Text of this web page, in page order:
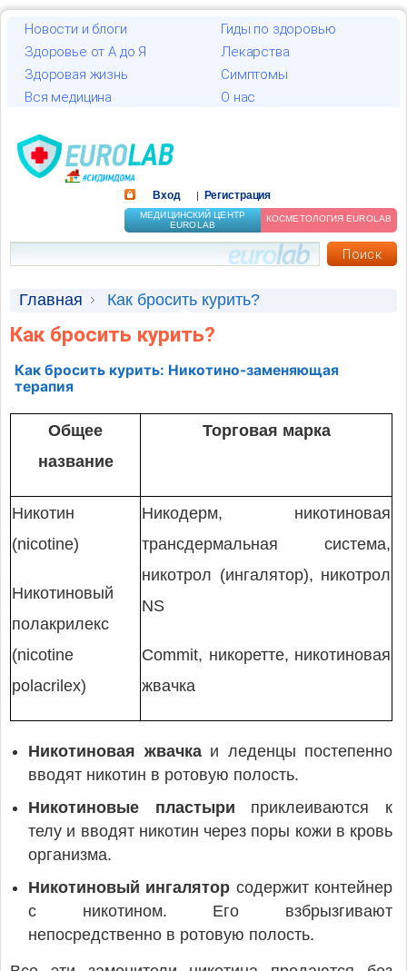
Новости и блоги
Гиды по здоровью
Здоровье от А до Я
Лекарства
Здоровая жизнь
Симптомы
Вся медицина
О нас
Вход Регистрация
МЕДИЦИНСКИЙ ЦЕНТР
EUROLAB
КОСМЕТОЛОГИЯ EUROLAB
Главная Как бросить курить?
Как бросить курить?
Как бросить курить: Никотино-заменяющая
терапия
Общее
название
Торговая марка
Никотин
(nicotine)
Никотиновый
полакрилекс
(nicotine
polacrilex)
Никодерм, никотиновая
трансдермальная система,
никотрол (ингалятор), никотрол
NS
Commit, никоретте, никотиновая
жвачка
Никотиновая жвачка и леденцы постепенно
вводят никотин в ротовую полость.
Никотиновые пластыри приклеиваются к
телу и вводят никотин через поры кожи в кровь
организма.
Никотиновый ингалятор содержит контейнер
с никотином. Его взбрызгивают
непосредственно в ротовую полость.